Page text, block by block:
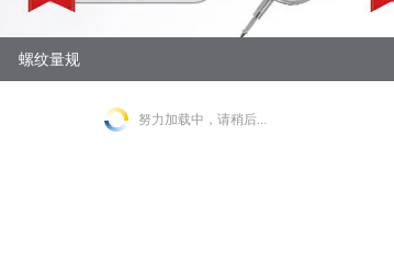
螺纹量规
努力加载中，请稍后...